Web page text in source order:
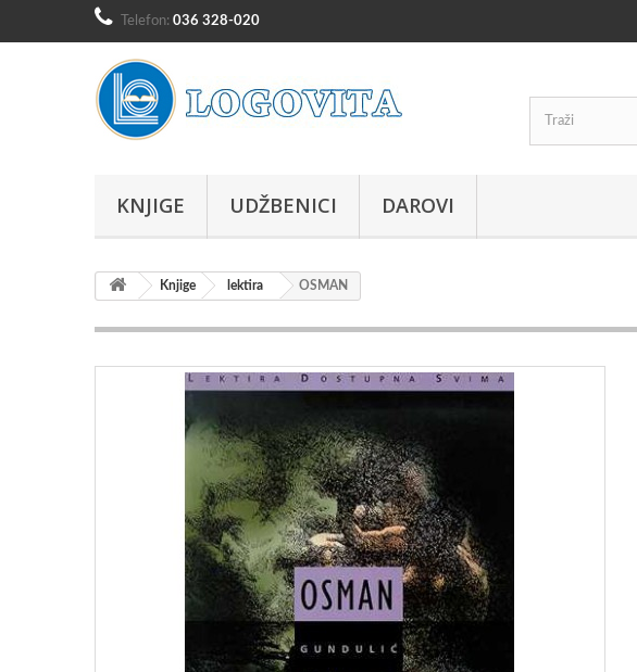
Telefon: 036 328-020
KNJIGE UDŽBENICI DAROVI
Knjige lektira OSMAN